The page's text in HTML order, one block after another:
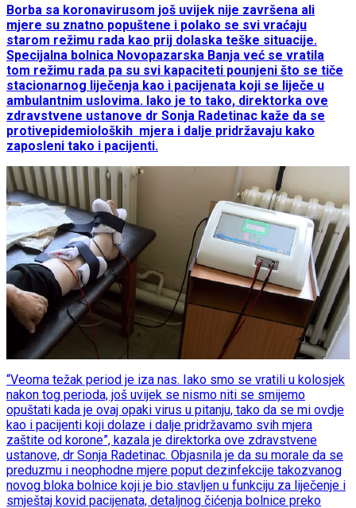
Borba sa koronavirusom još uvijek nije završena ali
mjere su znatno popuštene i polako se svi vraćaju
starom režimu rada kao prij dolaska teške situacije.
Specijalna bolnica Novopazarska Banja već se vratila
tom režimu rada pa su svi kapaciteti pounjeni što se tiče
stacionarnog liječenja kao i pacijenata koji se liječe u
ambulantnim uslovima. Iako je to tako, direktorka ove
zdravstvene ustanove dr Sonja Radetinac kaže da se
protivepidemioloških mjera i dalje pridržavaju kako
zaposleni tako i pacijenti.
“Veoma težak period je iza nas. Iako smo se vratili u kolosjek
nakon tog perioda, još uvijek se nismo niti se smijemo
opuštati kada je ovaj opaki virus u pitanju, tako da se mi ovdje
kao i pacijenti koji dolaze i dalje pridržavamo svih mjera
zaštite od korone”, kazala je direktorka ove zdravstvene
ustanove, dr Sonja Radetinac. Objasnila je da su morale da se
preduzmu i neophodne mjere poput dezinfekcije takozvanog
novog bloka bolnice koji je bio stavljen u funkciju za liječenje i
smještaj kovid pacijenata, detaljnog čićenja bolnice preko